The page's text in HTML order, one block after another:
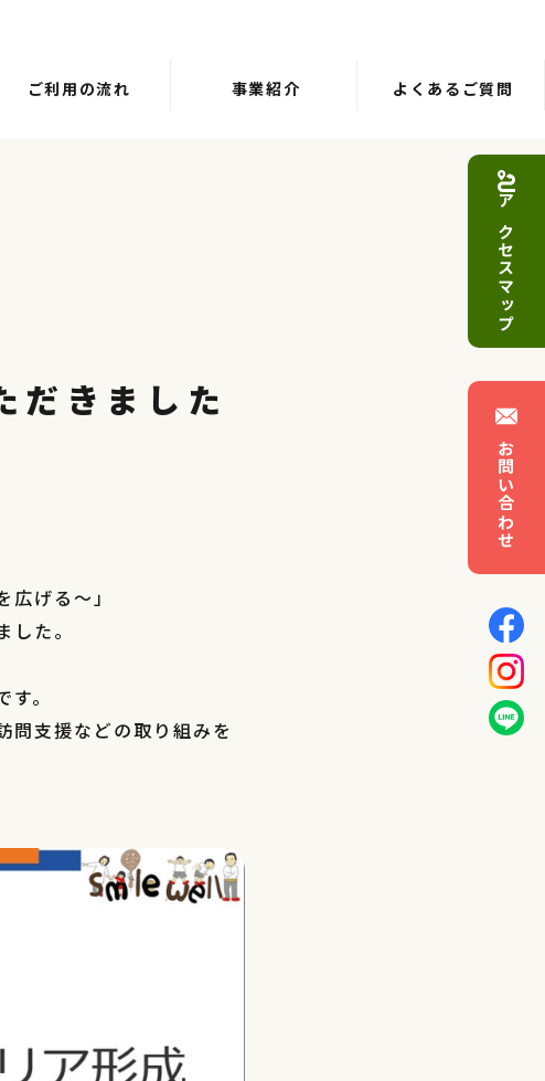
ご利用の流れ 事業紹介 よくあるご質問
だきました
げる〜」
た。
。
問支援などの取り組みを
アクセスマップ
お問い合わせ